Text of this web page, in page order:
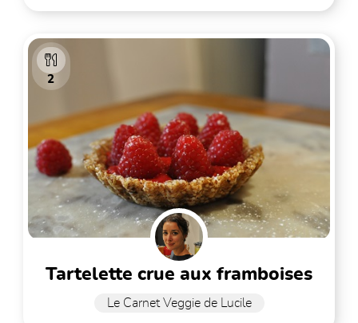
2
tartelette crue aux framboises
Le Carnet Veggie de Lucile